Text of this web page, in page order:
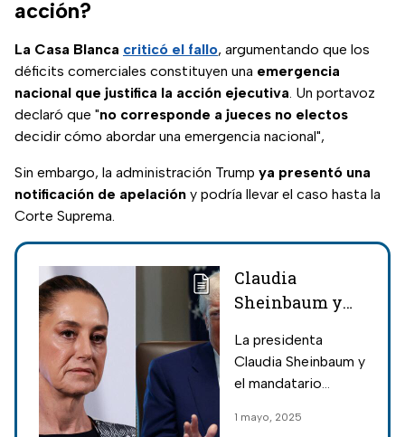
acción?
La Casa Blanca criticó el fallo, argumentando que los
déficits comerciales constituyen una emergencia
nacional que justifica la acción ejecutiva. Un portavoz
declaró que "no corresponde a jueces no electos
decidir cómo abordar una emergencia nacional",
Sin embargo, la administración Trump ya presentó una
notificación de apelación y podría llevar el caso hasta la
Corte Suprema.
Claudia
Sheinbaum y
acuerdan
mejorar balance
La presidenta
Claudia Sheinbaum y
el mandatario
sostuvieron una
1 mayo, 2025